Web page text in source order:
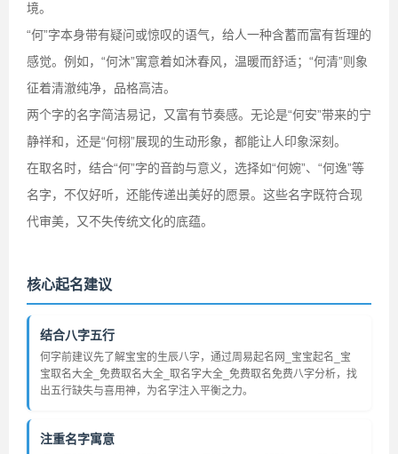
境。
“何”字本身带有疑问或惊叹的语气，给人一种含蓄而富有哲理的
感觉。例如，“何沐”寓意着如沐春风，温暖而舒适；“何清”则象
征着清澈纯净，品格高洁。
两个字的名字简洁易记，又富有节奏感。无论是“何安”带来的宁
静祥和，还是“何栩”展现的生动形象，都能让人印象深刻。
在取名时，结合“何”字的音韵与意义，选择如“何婉”、“何逸”等
名字，不仅好听，还能传递出美好的愿景。这些名字既符合现
代审美，又不失传统文化的底蕴。
核心起名建议
结合八字五行
何字前建议先了解宝宝的生辰八字，通过周易起名网_宝宝起名_宝
宝取名大全_免费取名大全_取名字大全_免费取名免费八字分析，找
出五行缺失与喜用神，为名字注入平衡之力。
注重名字寓意